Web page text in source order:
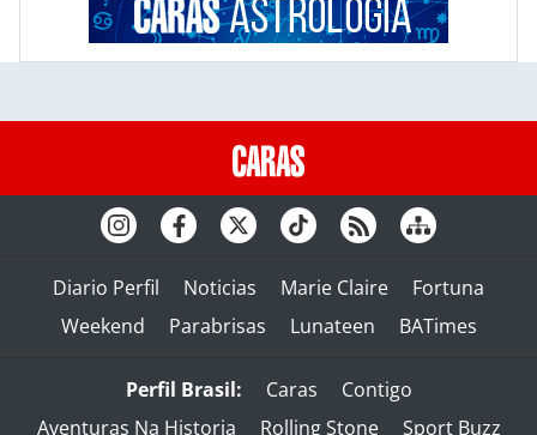
Diario Perfil Noticias Marie Claire
Fortuna
Weekend
Parabrisas Lunateen BATimes
Perfil Brasil: Caras
Contigo
Aventuras Na Historia
Rolling Stone Sport Buzz